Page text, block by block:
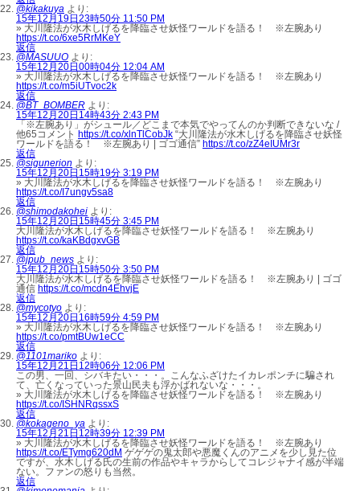
@kikakuya より:
15年12月19日23時50分 11:50 PM
» 大川隆法が水木しげるを降臨させ妖怪ワールドを語る！ ※左腕あり
https://t.co/6xe5RrMKeY
返信
@MASUUO より:
15年12月20日00時04分 12:04 AM
» 大川隆法が水木しげるを降臨させ妖怪ワールドを語る！ ※左腕あり
https://t.co/m5iUTvoc2k
返信
@BT_BOMBER より:
15年12月20日14時43分 2:43 PM
「※左腕あり」がシュール／どこまで本気でやってんのか判断できないな /
他65コメント https://t.co/xlnTlCobJk “大川隆法が水木しげるを降臨させ妖怪
ワールドを語る！ ※左腕あり | ゴゴ通信” https://t.co/zZ4eIUMr3r
返信
@sigunerion より:
15年12月20日15時19分 3:19 PM
» 大川隆法が水木しげるを降臨させ妖怪ワールドを語る！ ※左腕あり
https://t.co/I7ungv5sa8
返信
@shimodakohei より:
15年12月20日15時45分 3:45 PM
大川隆法が水木しげるを降臨させ妖怪ワールドを語る！ ※左腕あり
https://t.co/kaKBdgxvGB
返信
@jpub_news より:
15年12月20日15時50分 3:50 PM
大川隆法が水木しげるを降臨させ妖怪ワールドを語る！ ※左腕あり | ゴゴ
通信 https://t.co/mcdn4EhvjE
返信
@mycotyo より:
15年12月20日16時59分 4:59 PM
» 大川隆法が水木しげるを降臨させ妖怪ワールドを語る！ ※左腕あり
https://t.co/pmtBUw1eCC
返信
@1101mariko より:
15年12月21日12時06分 12:06 PM
この男、一回、シバキたい・・・。こんなふざけたイカレポンチに騙され
て、亡くなっていった景山民夫も浮かばれないな・・・。
» 大川隆法が水木しげるを降臨させ妖怪ワールドを語る！ ※左腕あり
https://t.co/ISHNRqssxS
返信
@kokageno_ya より:
15年12月21日12時39分 12:39 PM
» 大川隆法が水木しげるを降臨させ妖怪ワールドを語る！ ※左腕あり
https://t.co/ETymg620dM ゲゲゲの鬼太郎や悪魔くんのアニメを少し見た位
ですが、水木しげる氏の生前の作品やキャラからしてコレジャナイ感が半端
ない。ファンの怒りも当然。
返信